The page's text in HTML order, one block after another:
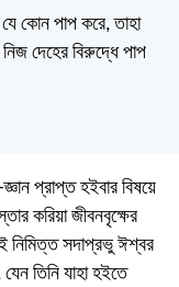
কোন পাপ করে, তাহা
দেহের বিরুদ্ধে পাপ
প্রাপ্ত হইবার বিষয়ে
করিয়া জীবনবৃক্ষের
সদাপ্রভু ঈশ্বর
তিনি যাহা হইতে